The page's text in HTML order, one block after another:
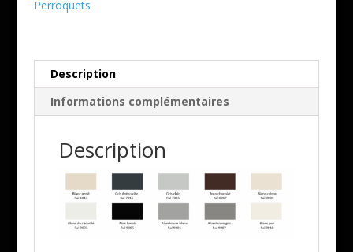
jonc
charge
Perroquets
Description
Informations complémentaires
Description